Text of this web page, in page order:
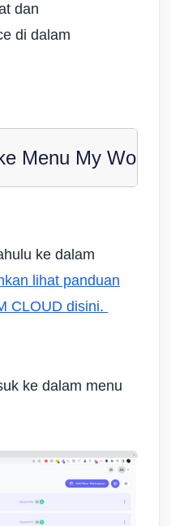
dan
di dalam
Menu My
ke dalam
lihat panduan
CLOUD disini.
ke dalam menu